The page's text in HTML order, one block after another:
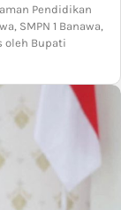
Pendidikan
SMPN 1 Banawa,
oleh Bupati